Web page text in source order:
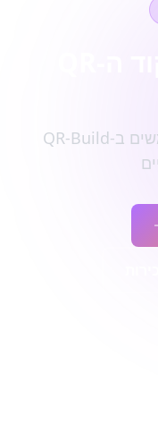
הצטרף לאלפי עסקים המשתמשים ב-QR-Build